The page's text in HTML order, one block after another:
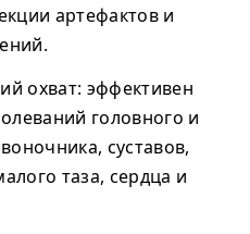
артефактов и
охват: эффективен
головного и
суставов,
таза, сердца и